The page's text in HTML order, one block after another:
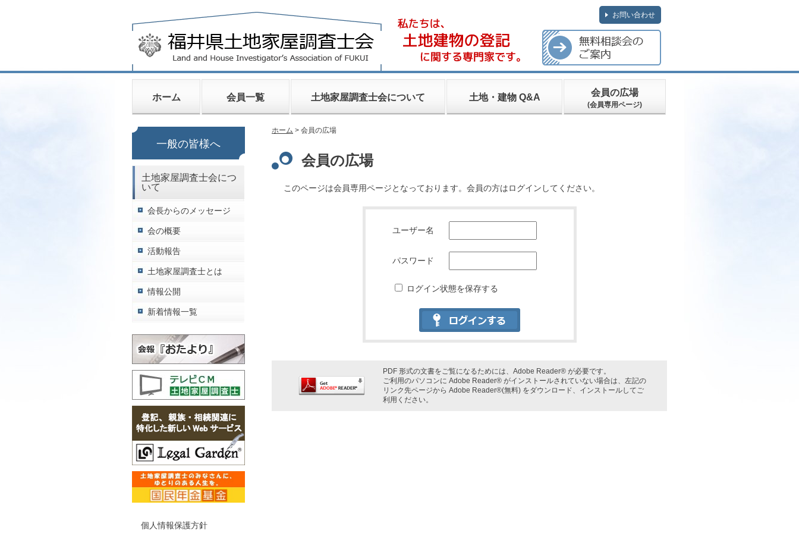
お問い合わせ
ホーム 会員一覧 土地家屋調査士会について 土地・建物 Q&A 会員の広場
(会員専用ページ)
一般の皆様へ
土地家屋調査士会につ
いて
会長からのメッセージ
会の概要
活動報告
土地家屋調査士とは
情報公開
新着情報一覧
個人情報保護方針
ホーム > 会員の広場
会員の広場
このページは会員専用ページとなっております。会員の方はログインしてください。
ユーザー名
パスワード
ログイン状態を保存する
PDF 形式の文書をご覧になるためには、Adobe Reader® が必要です。
ご利用のパソコンに Adobe Reader® がインストールされていない場合は、左記の
リンク先ページから Adobe Reader®(無料) をダウンロード、インストールしてご
利用ください。